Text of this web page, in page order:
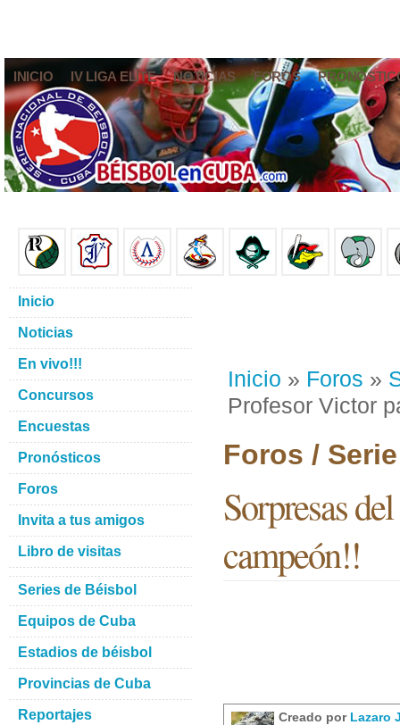
INICIO IV LIGA ELITE NOTICIAS FOROS
Inicio » Foros »
Profesor Victor
Foros /
Sorpresas
campeón!!
Creado por Lazaro
Inicio
Noticias
En vivo!!!
Concursos
Encuestas
Pronósticos
Foros
Invita a tus amigos
Libro de visitas
Series de Béisbol
Equipos de Cuba
Estadios de béisbol
Provincias de Cuba
Reportajes